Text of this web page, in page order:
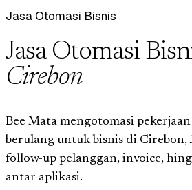
Jasa Otomasi Bisnis
Jasa Otomasi
Cirebon
Bee Mata mengotomasi
berulang untuk bisnis di Cirebon,
follow-up pelanggan, invoice,
antar aplikasi.